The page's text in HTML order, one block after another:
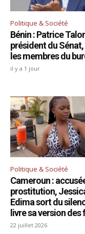
Politique & Société
Bénin : Patrice
président du
les membres du
il y a 1 jour
Politique & Société
Cameroun :
prostitution,
Edima sort du
livre sa version des
22 juillet 2026